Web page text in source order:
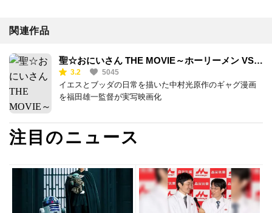
関連作品
聖☆おにいさん THE MOVIE～ホーリーメン VS
悪魔軍団～
3.2 5045
イエスとブッダの日常を描いた中村光原作のギャグ漫画
を福田雄一監督が実写映画化
注目のニュース